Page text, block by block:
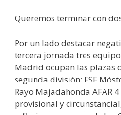
Queremos terminar con
Por un lado destacar
tercera jornada tres
Madrid ocupan las plazas
segunda división: FSF
Rayo Majadahonda AFAR
provisional y